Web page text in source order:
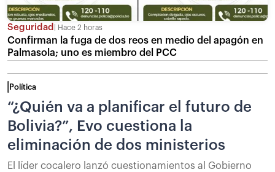
Seguridad Hace 2 horas
Confirman la fuga de dos reos en medio del apagón en
Palmasola; uno es miembro del PCC
Política
“¿Quién va a planificar el futuro de
Bolivia?”, Evo cuestiona la
eliminación de dos ministerios
El líder cocalero lanzó cuestionamientos al Gobierno